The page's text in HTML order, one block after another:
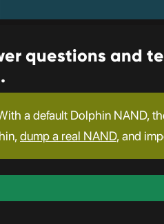
questions and
a default Dolphin NAND,
dump a real NAND, and